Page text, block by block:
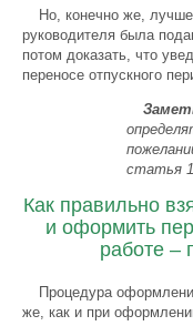
Но, конечно же,
руководителя была
потом доказать, что
переносе отпускного
статья
Как правильно
и оформить
работе –
Процедура
же, как и при